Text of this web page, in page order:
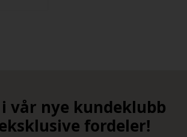
vår nye kundeklubb
fordeler!